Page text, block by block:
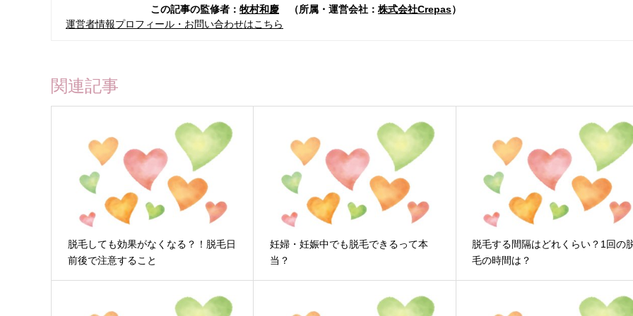
この記事の監修者： 牧村和慶 （所属・運営会社： 株式会社Crepas）
運営者情報プロフィール・お問い合わせはこちら
関連記事
脱毛しても効果がなくなる？！脱毛日
前後で注意すること
妊婦・妊娠中でも脱毛できるって本
当？
脱毛する間隔はどれくらい？1回の
毛の時間は？